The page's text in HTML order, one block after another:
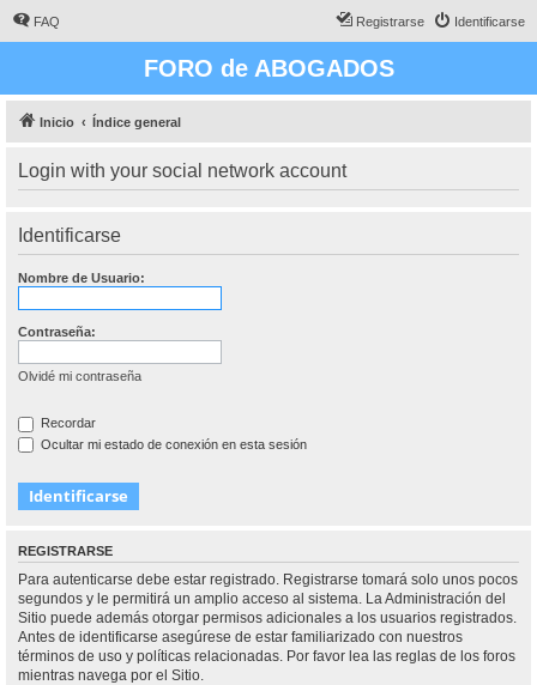
FAQ Identificarse
Registrarse
FORO de ABOGADOS
Inicio Índice general
Login with your social network account
Identificarse
Nombre de Usuario:
Contraseña:
Olvidé mi contraseña
Recordar
Ocultar mi estado de conexión en esta sesión
REGISTRARSE
Para autenticarse debe estar registrado. Registrarse tomará solo unos pocos
segundos y le permitirá un amplio acceso al sistema. La Administración del
Sitio puede además otorgar permisos adicionales a los usuarios registrados.
Antes de identificarse asegúrese de estar familiarizado con nuestros
términos de uso y políticas relacionadas. Por favor lea las reglas de los foros
mientras navega por el Sitio.